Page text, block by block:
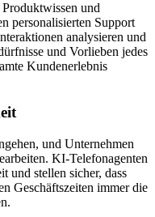
und
personalisierten Support
analysieren und
und Vorlieben jedes
Kundenerlebnis
und Unternehmen
KI-Telefonagenten
und stellen sicher, dass
Geschäftszeiten immer die